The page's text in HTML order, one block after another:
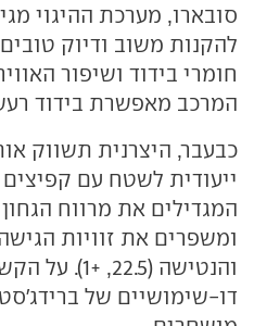
סובארו, מערכת ההיגוי
להקנות משוב ודיוק
חומרי בידוד ושיפור
המרכב מאפשרת בידוד
כבעבר, היצרנית תשווק
ייעודית לשטח עם קפיצים
והנטישה